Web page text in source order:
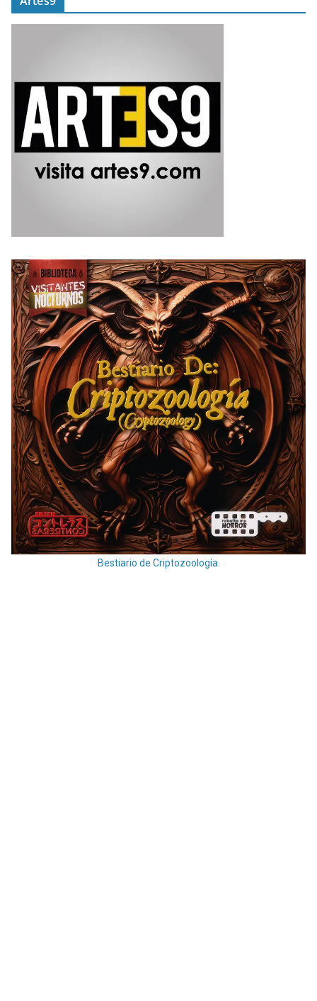
Bestiario de Criptozoología.